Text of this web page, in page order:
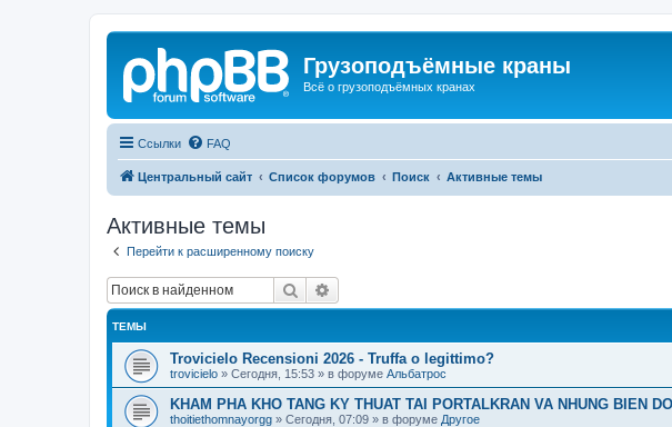
Грузоподъёмные краны
Всё о грузоподъёмных кранах
Ссылки FAQ
Центральный сайт Список форумов Поиск Активные темы
Активные темы
Перейти к расширенному поиску
Поиск
ТЕМЫ
Trovicielo Recensioni 2026 - Truffa o legittimo?
trovicielo » Сегодня, 15:53 » в форуме Альбатрос
KHAM PHA KHO TANG KY THUAT TAI PORTALKRAN VA NHUNG BIEN
thoitiethomnayorgg » Сегодня, 07:09 » в форуме Другое